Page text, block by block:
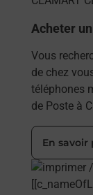
Acheter
Vous
de chez
téléphones
de Poste à
En savoir
En savoir